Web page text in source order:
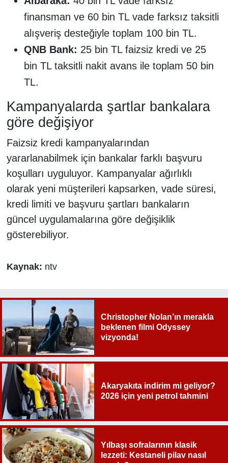
finansman ve 60 bin TL vade farksız taksitli
alışveriş desteğiyle toplam 100 bin TL.
QNB Bank: 25 bin TL faizsiz kredi ve 25
bin TL taksitli nakit avans ile toplam 50 bin
TL.
Kampanyalarda şartlar bankalara
göre değişiyor
Faizsiz kredi kampanyalarından
yararlanabilmek için bankalar farklı başvuru
koşulları uyguluyor. Kampanyalar ağırlıklı
olarak yeni müşterileri kapsarken, vade süresi,
kredi limiti ve başvuru şartları bankaların
güncel uygulamalarına göre değişiklik
gösterebiliyor.
Kaynak: ntv
Christopher Nolan’ın merakla
beklenen filmi Odyssey
vizyonda!
Akaryakıta indirim mi geliyor?
2026 için yeni petrol tahmini
Yılbaşı sofralarının klasik
lezzeti: Kestaneli pilav nasıl